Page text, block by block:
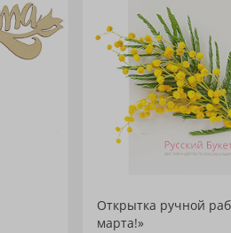
Открытка ручной
марта!»